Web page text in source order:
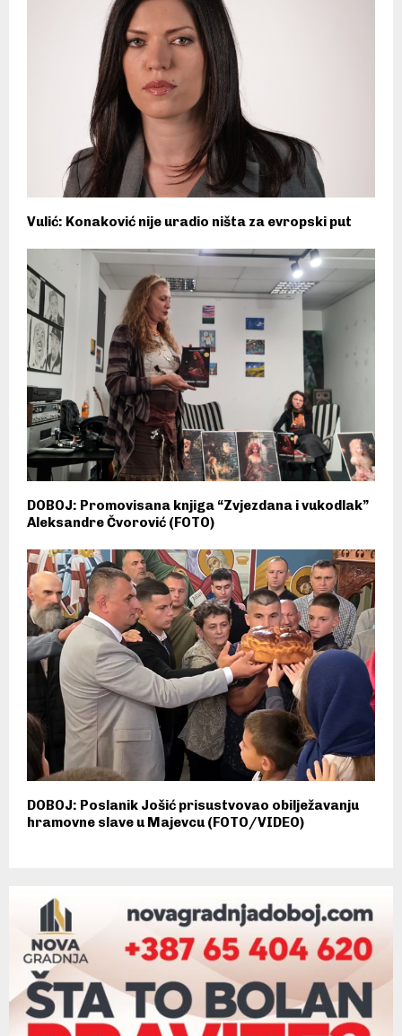
Vulić: Konaković nije uradio ništa za evropski put
DOBOJ: Promovisana knjiga “Zvjezdana i vukodlak”
Aleksandre Čvorović (FOTO)
DOBOJ: Poslanik Jošić prisustvovao obilježavanju
hramovne slave u Majevcu (FOTO/VIDEO)